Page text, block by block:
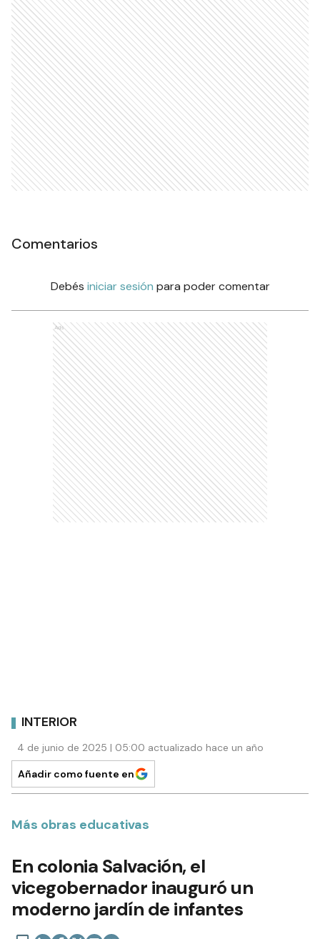
Comentarios
Debés iniciar sesión para poder comentar
Ads
INTERIOR
4 de junio de 2025 | 05:00 actualizado hace un año
Añadir como fuente en
Más obras educativas
En colonia Salvación, el
vicegobernador inauguró un
moderno jardín de infantes